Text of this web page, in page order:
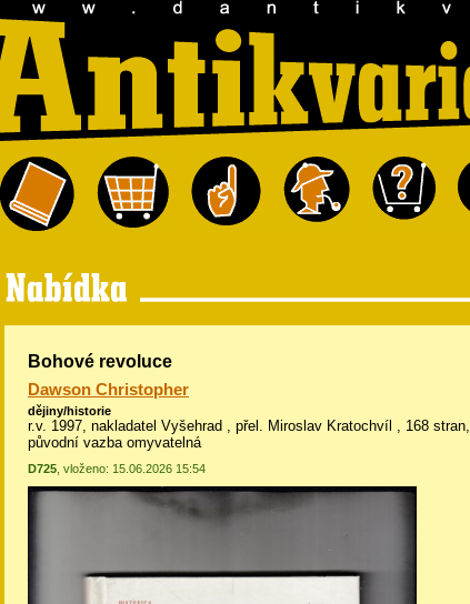
Bohové revoluce
Dawson Christopher
dějiny/historie
r.v. 1997, nakladatel Vyšehrad , přel. Miroslav Kratochvíl , 168 stran,
původní vazba omyvatelná
D725 , vloženo: 15.06.2026 15:54